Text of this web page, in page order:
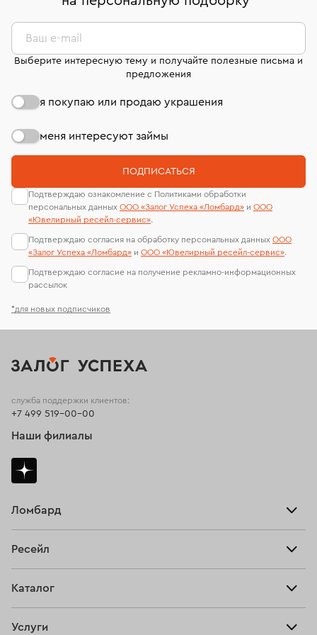
Система быстрых платежей (по QR-коду)
В кредит от Т-Банка (до 50 000 руб., на 3–6 мес.)
сертификаты МГУ и других геммологических
лабораторий
*для новых подписчиков
Ваш e-mail
Выберите интересную тему и получайте полезные письма и
предложения
я покупаю или продаю украшения
меня интересуют займы
ПОДПИСАТЬСЯ
Подтверждаю ознакомление с Политиками обработки
персональных данных ООО «Залог Успеха «Ломбард» и ООО
«Ювелирный ресейл-сервиc».
Подтверждаю согласия на обработку персональных данных ООО
«Залог Успеха «Ломбард» и ООО «Ювелирный ресейл-сервиc».
Подтверждаю согласие на получение рекламно-информационных
рассылок
Ломбард
Тарифы
Ресейл
Купить
Каталог
Услуги
служба поддержки клиентов:
+7 499 519-00-00
Наши филиалы